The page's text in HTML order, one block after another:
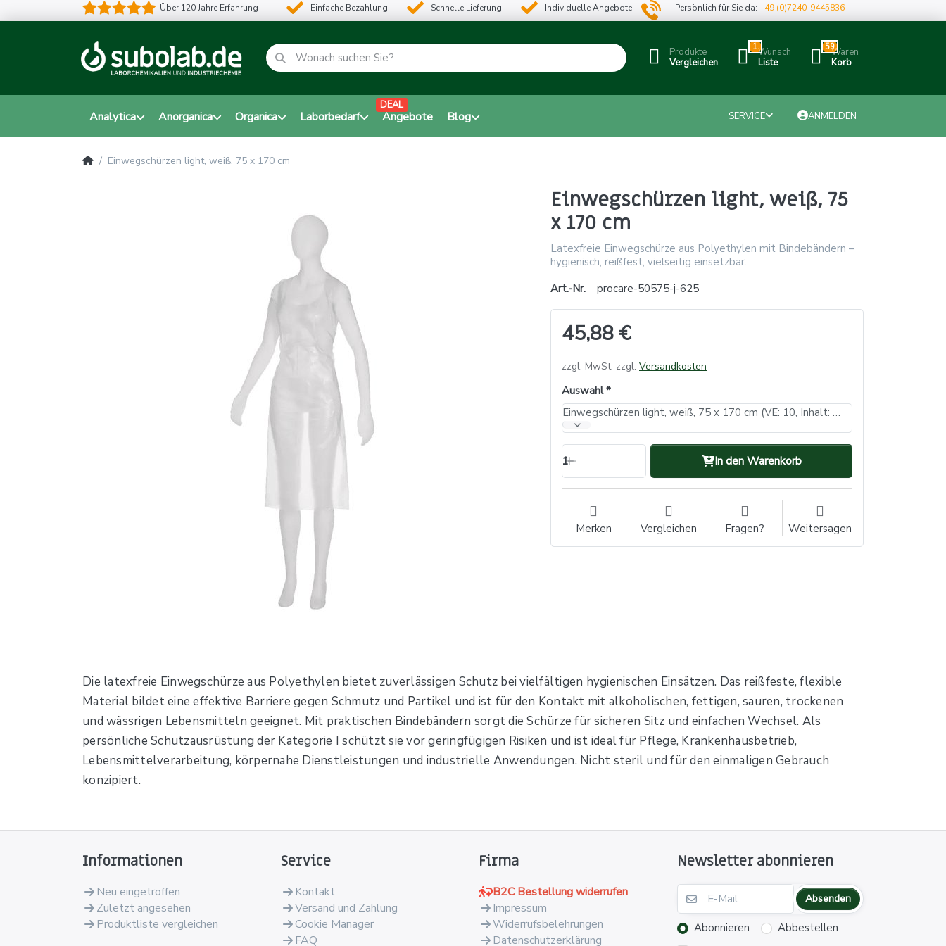
Über 120 Jahre Erfahrung Einfache Bezahlung Schnelle Lieferung Individuelle Angebote Persönlich für Sie da:+49 (0)7240-9445836
Produkte
Vergleichen
1Wunsch
Liste
59Waren
Korb
Analytica Anorganica Organica Laborbedarf Angebote
DEAL
Blog SERVICE ANMELDEN
Einwegschürzen light, weiß, 75 x 170 cm
Einwegschürzen light, weiß, 75
x 170 cm
Latexfreie Einwegschürze aus Polyethylen mit Bindebändern –
hygienisch, reißfest, vielseitig einsetzbar.
Art.-Nr.
procare-50575-j-625
45,88 €
zzgl. MwSt. zzgl. Versandkosten
Auswahl
Einwegschürzen light, weiß, 75 x 170 cm (VE: 10, Inhalt: 100 Stück)
1 In den Warenkorb
Merken Vergleichen Fragen? Weitersagen
Die latexfreie Einwegschürze aus Polyethylen bietet zuverlässigen Schutz bei vielfältigen hygienischen Einsätzen. Das reißfeste, flexible
Material bildet eine effektive Barriere gegen Schmutz und Partikel und ist für den Kontakt mit alkoholischen, fettigen, sauren, trockenen
und wässrigen Lebensmitteln geeignet. Mit praktischen Bindebändern sorgt die Schürze für sicheren Sitz und einfachen Wechsel. Als
persönliche Schutzausrüstung der Kategorie I schützt sie vor geringfügigen Risiken und ist ideal für Pflege, Krankenhausbetrieb,
Lebensmittelverarbeitung, körpernahe Dienstleistungen und industrielle Anwendungen. Nicht steril und für den einmaligen Gebrauch
konzipiert.
Informationen
Neu eingetroffen
Zuletzt angesehen
Produktliste vergleichen
Service
Kontakt
Versand und Zahlung
Cookie Manager
FAQ
Firma
B2C Bestellung widerrufen
Impressum
Widerrufsbelehrungen
Datenschutzerklärung
Newsletter abonnieren
Absenden
Abonnieren Abbestellen